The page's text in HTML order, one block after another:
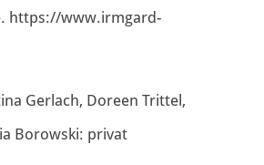
https://www.irmgard-
Gerlach, Doreen Trittel,
Borowski: privat